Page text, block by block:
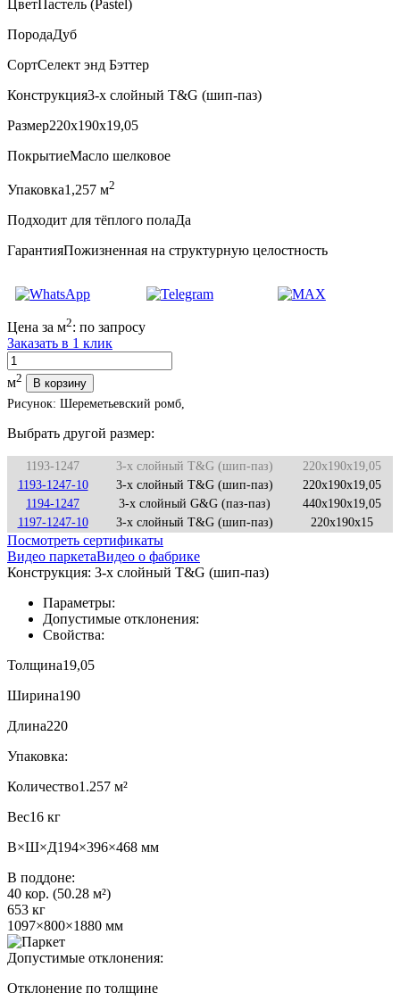
ЦветПастель (Pastel)
ПородаДуб
СортСелект энд Бэттер
Конструкция3-х слойный T&G (шип-паз)
Размер220x190x19,05
ПокрытиеМасло шелковое
Упаковка1,257 м2
Подходит для тёплого полаДа
ГарантияПожизненная на структурную целостность
Цена за м2: по запросу
Заказать в 1 клик
Количество
м2
В корзину
Рисунок: Шереметьевский ромб,
Выбрать другой размер:
1193-1247 3-х слойный T&G (шип-паз)
220x190x19,05
1193-1247-10
3-х слойный T&G (шип-паз)
220x190x19,05
1194-1247
3-х слойный G&G (паз-паз)
440x190x19,05
1197-1247-10
3-х слойный T&G (шип-паз) 220x190x15
Посмотреть сертификаты
Видео паркетаВидео о фабрике
Конструкция: 3-х слойный T&G (шип-паз)
Параметры:
Допустимые отклонения:
Свойства:
Толщина19,05
Ширина190
Длина220
Упаковка:
Количество1.257 м²
Вес16 кг
В×Ш×Д194×396×468 мм
В поддоне:
40 кор. (50.28 м²)
653 кг
1097×800×1880 мм
Допустимые отклонения:
Отклонение по толщине